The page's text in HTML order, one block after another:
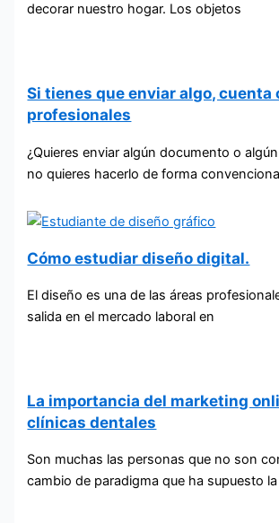
decorar nuestro hogar. Los objetos
Si tienes que enviar algo, cuenta
profesionales
¿Quieres enviar algún documento o
no quieres hacerlo de forma
Cómo estudiar diseño digital.
El diseño es una de las áreas
salida en el mercado laboral en
La importancia del marketing
clínicas dentales
Son muchas las personas que no son
cambio de paradigma que ha supuesto la